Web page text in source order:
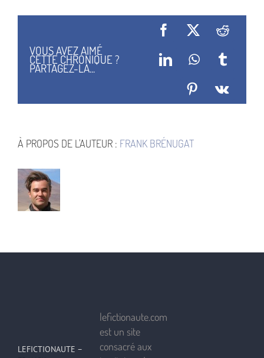
T3
:
Bénie
toutres
les
1884
VOUS AVEZ AIMÉ
CETTE CHRONIQUE ?
PARTAGEZ-LA...
Facebook
X Reddit
LinkedInWhatsApp
Tumblr
Pinterest
Vk
À PROPOS DE L'AUTEUR : FRANK BRÉNUGAT
LEFICTIONAUTE –
lefictionaute.com
est un site
consacré aux